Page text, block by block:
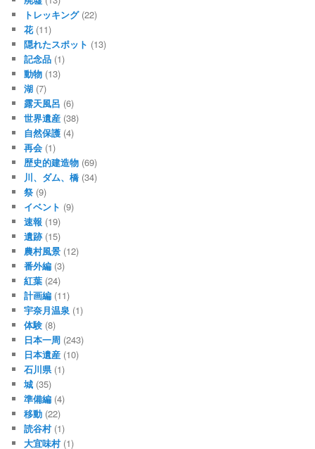
トレッキング(22)
花(11)
隠れたスポット (13)
記念品 (1)
動物 (13)
湖 (7)
露天風呂 (6)
世界遺産 (38)
自然保護 (4)
再会 (1)
歴史的建造物 (69)
川、ダム、橋 (34)
祭 (9)
イベント (9)
速報 (19)
遺跡 (15)
農村風景 (12)
番外編 (3)
紅葉 (24)
計画編 (11)
宇奈月温泉 (1)
体験 (8)
日本一周 (243)
日本遺産 (10)
石川県(1)
城 (35)
準備編 (4)
移動 (22)
読谷村(1)
大宜味村(1)